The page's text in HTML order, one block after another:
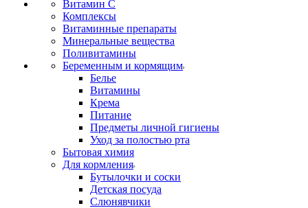
Витамин С
Комплексы
Витаминные препараты
Минеральные вещества
Поливитамины
Беременным и кормящим
Белье
Витамины
Крема
Питание
Предметы личной гигиены
Уход за полостью рта
Бытовая химия
Для кормления
Бутылочки и соски
Детская посуда
Слюнявчики